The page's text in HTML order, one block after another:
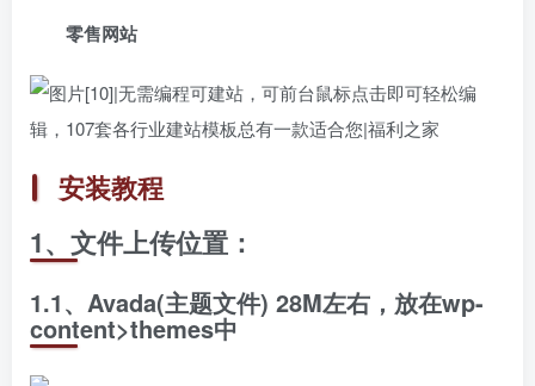
零售网站
安装教程
1、文件上传位置：
1.1、Avada(主题文件) 28M左右，放在wp-
content>themes中